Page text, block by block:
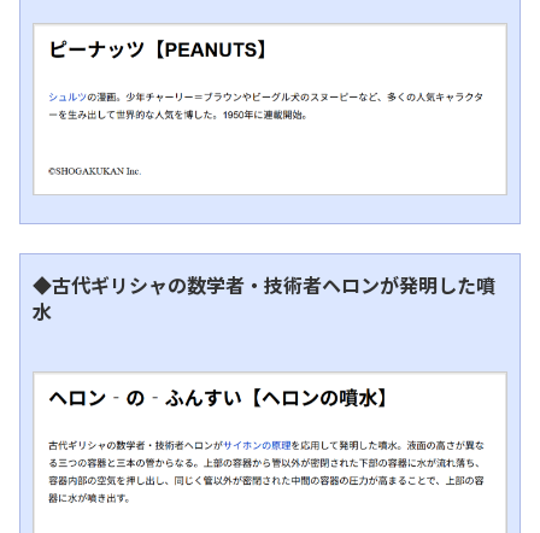
◆古代ギリシャの数学者・技術者ヘロンが発明した噴
水